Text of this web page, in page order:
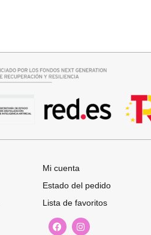
Mi cuenta
Estado del pedido
Lista de favoritos